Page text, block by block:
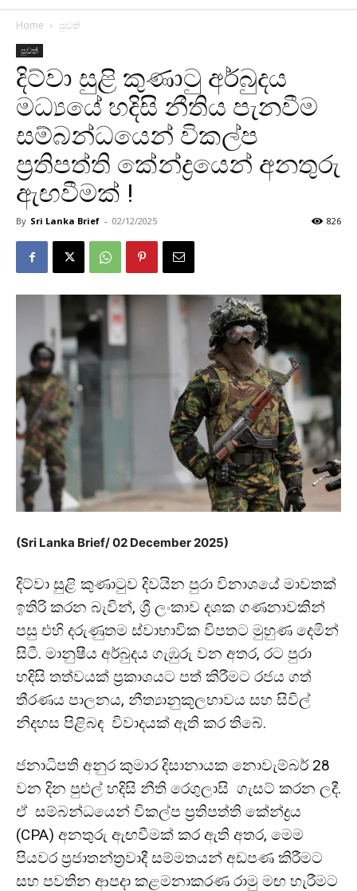
Home පුවත්
පුවත්
දිට්වා සුළි කුණාටු අර්බුදය
මධ්‍යයේ හදිසි නීතිය පැනවීම
සම්බන්ධයෙන් විකල්ප
ප්‍රතිපත්ති කේන්ද්‍රයෙන් අනතුරු
ඇඟවීමක් !
By Sri Lanka Brief - 02/12/2025 826
(Sri Lanka Brief/ 02 December 2025)
දිට්වා සුළි කුණාටුව දිවයින පුරා විනාශයේ මාවතක්
ඉතිරි කරන බැවින්, ශ්‍රී ලංකාව දශක ගණනාවකින්
පසු එහි දරුණුතම ස්වාභාවික විපතට මුහුණ දෙමින්
සිටී. මානුෂීය අර්බුදය ගැඹුරු වන අතර, රට පුරා
හදිසි තත්වයක් ප්‍රකාශයට පත් කිරීමට රජය ගත්
තීරණය පාලනය, නීත්‍යානුකූලභාවය සහ සිවිල්
නිදහස පිළිබඳ විවාදයක් ඇති කර තිබේ.
ජනාධිපති අනුර කුමාර දිසානායක නොවැම්බර් 28
වන දින පුළුල් හදිසි නීති රෙගුලාසි ගැසට් කරන ලදී.
ඒ සම්බන්ධයෙන් විකල්ප ප්‍රතිපත්ති කේන්ද්‍රය
(CPA) අනතුරු ඇඟවීමක් කර ඇති අතර, මෙම
පියවර ප්‍රජාතන්ත්‍රවාදී සම්මතයන් අඩපණ කිරීමට
සහ පවතින ආපදා කළමනාකරණ රාමු මඟ හැරීමට